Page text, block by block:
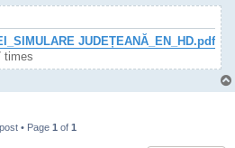
JUDEȚEANĂ_EN_HD.pdf
times
• Page 1 of 1